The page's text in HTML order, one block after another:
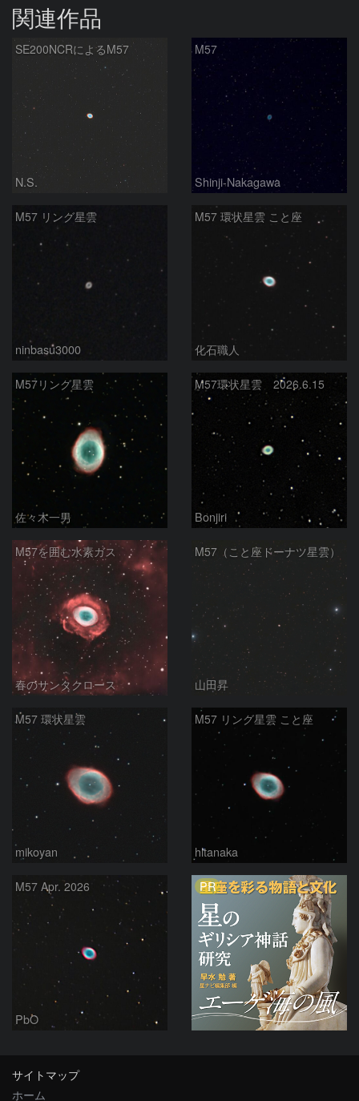
関連作品
SE200NCRによるM57
N.S.
M57
Shinji-Nakagawa
M57 リング星雲
ninbasu3000
M57 環状星雲 こと座
化石職人
M57リング星雲
佐々木一男
M57環状星雲 2026.6.15
Bonjiri
M57を囲む水素ガス
春のサンタクロース
M57（こと座ドーナツ星雲）
山田昇
M57 環状星雲
mikoyan
M57 リング星雲 こと座
hltanaka
M57 Apr. 2026
PbO
PR
サイトマップ
ホーム